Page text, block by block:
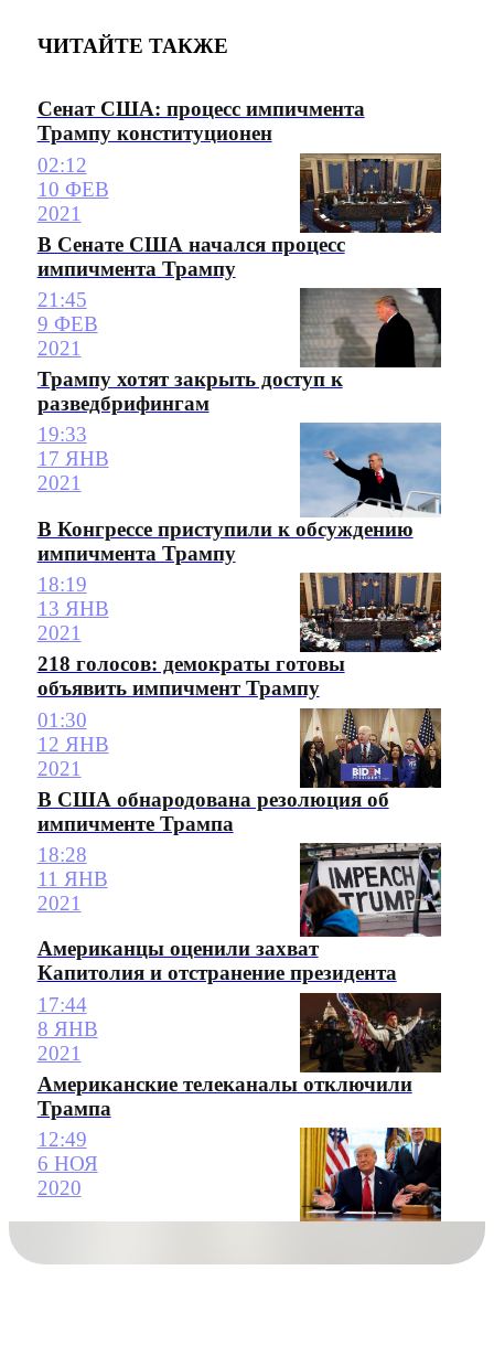
ЧИТАЙТЕ ТАКЖЕ
Сенат США: процесс импичмента
Трампу конституционен
02:12
10 ФЕВ
2021
В Сенате США начался процесс
импичмента Трампу
21:45
9 ФЕВ
2021
Трампу хотят закрыть доступ к
разведбрифингам
19:33
17 ЯНВ
2021
В Конгрессе приступили к обсуждению
импичмента Трампу
18:19
13 ЯНВ
2021
218 голосов: демократы готовы
объявить импичмент Трампу
01:30
12 ЯНВ
2021
В США обнародована резолюция об
импичменте Трампа
18:28
11 ЯНВ
2021
Американцы оценили захват
Капитолия и отстранение президента
17:44
8 ЯНВ
2021
Американские телеканалы отключили
Трампа
12:49
6 НОЯ
2020